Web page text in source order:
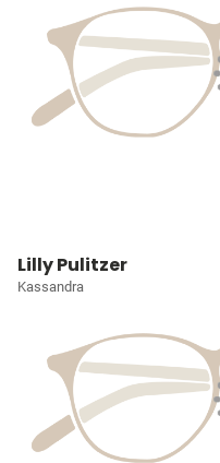
Lilly Pulitzer
Kassandra